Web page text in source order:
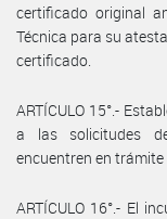
certificado original
Técnica para su
certificado.
ARTÍCULO 15°.-
a las solicitudes
encuentren en trámite
ARTÍCULO 16°.- El